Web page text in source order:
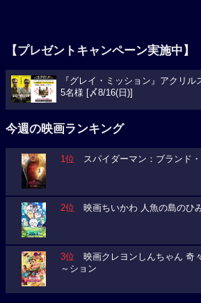
【プレゼントキャンペーン実施中】
『グレイ・ミッション』アクリル
5名様 [〆8/16(日)]
今週の映画ランキング
1位 スパイダーマン：ブランド
2位 映画ちいかわ 人魚の島のひ
3位 映画クレヨンしんちゃん 奇
～ション